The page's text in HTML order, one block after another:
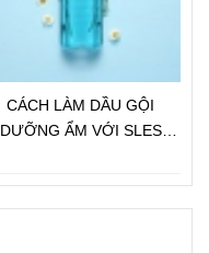
CÁCH LÀM DẦU GỘI
DƯỠNG ẨM VỚI SLES